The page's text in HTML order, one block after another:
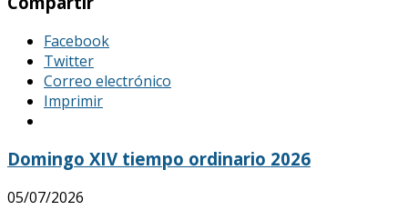
Facebook
Twitter
Correo electrónico
Imprimir
Domingo XIV tiempo ordinario 2026
05/07/2026